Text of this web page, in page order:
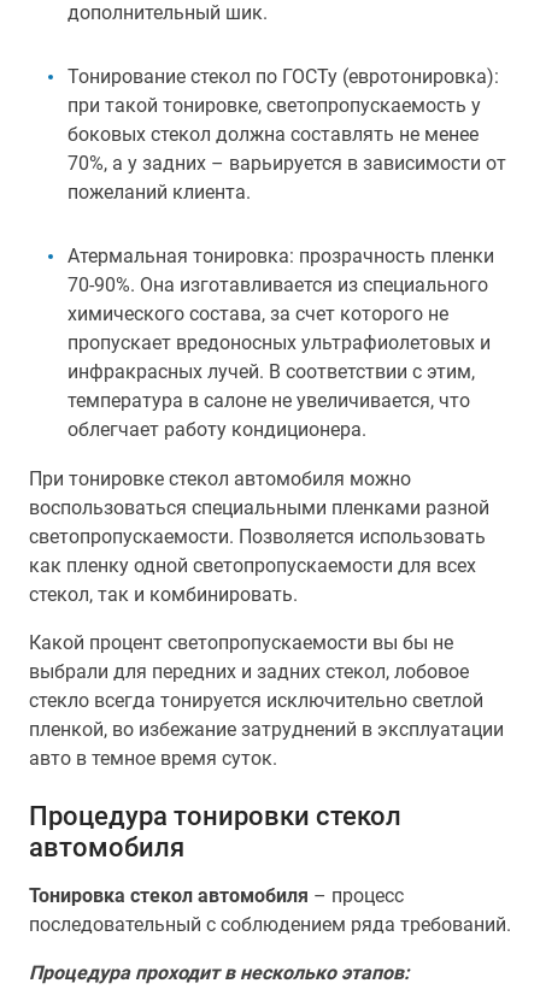
дополнительный шик.
Тонирование стекол по ГОСТу (евротонировка):
при такой тонировке, светопропускаемость у
боковых стекол должна составлять не менее
70%, а у задних – варьируется в зависимости от
пожеланий клиента.
Атермальная тонировка: прозрачность пленки
70-90%. Она изготавливается из специального
химического состава, за счет которого не
пропускает вредоносных ультрафиолетовых и
инфракрасных лучей. В соответствии с этим,
температура в салоне не увеличивается, что
облегчает работу кондиционера.
При тонировке стекол автомобиля можно
воспользоваться специальными пленками разной
светопропускаемости. Позволяется использовать
как пленку одной светопропускаемости для всех
стекол, так и комбинировать.
Какой процент светопропускаемости вы бы не
выбрали для передних и задних стекол, лобовое
стекло всегда тонируется исключительно светлой
пленкой, во избежание затруднений в эксплуатации
авто в темное время суток.
Процедура тонировки стекол
автомобиля
Тонировка стекол автомобиля – процесс
последовательный с соблюдением ряда требований.
Процедура проходит в несколько этапов: